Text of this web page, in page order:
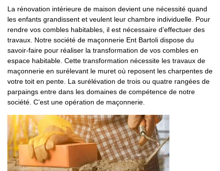
La rénovation intérieure de maison devient une nécessité quand
les enfants grandissent et veulent leur chambre individuelle. Pour
rendre vos combles habitables, il est nécessaire d’effectuer des
travaux. Notre société de maçonnerie Ent Bartoli dispose du
savoir-faire pour réaliser la transformation de vos combles en
espace habitable. Cette transformation nécessite les travaux de
maçonnerie en surélevant le muret où reposent les charpentes de
votre toit en pente. La surélévation de trois ou quatre rangées de
parpaings entre dans les domaines de compétence de notre
société. C’est une opération de maçonnerie.